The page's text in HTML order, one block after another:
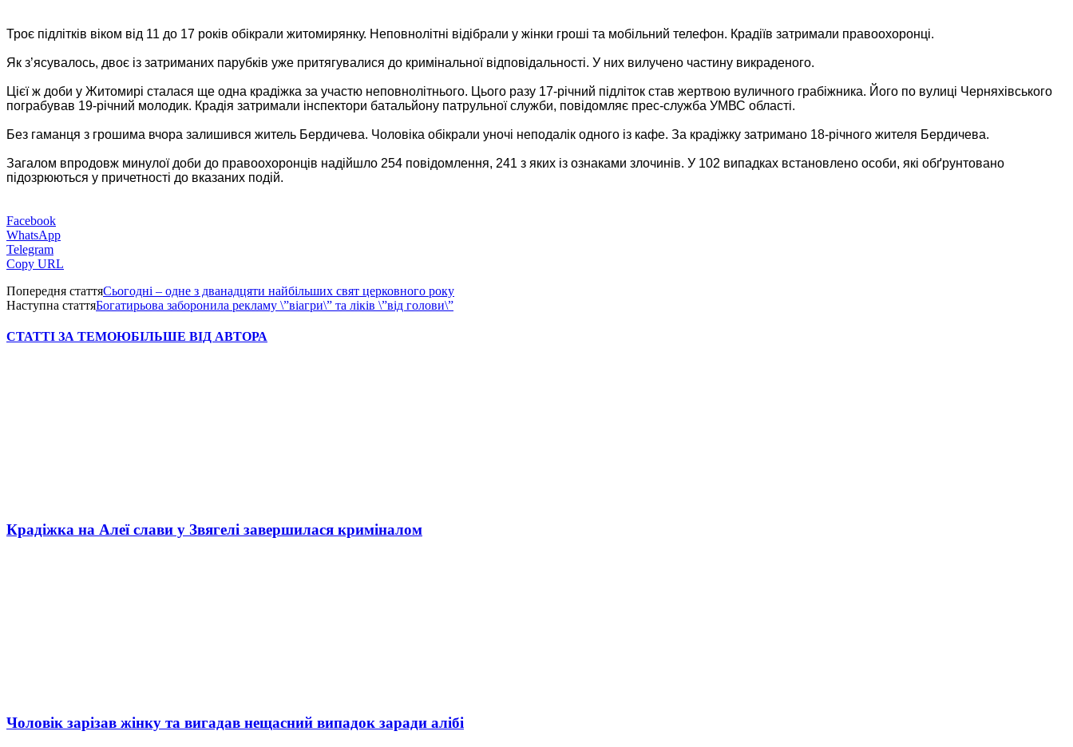
Троє підлітків віком від 11 до 17 років обікрали житомирянку. Неповнолітні відібрали у жінки гроші та мобільний телефон. Крадіїв затримали правоохоронці.
Як з’ясувалось, двоє із затриманих парубків уже притягувалися до кримінальної відповідальності. У них вилучено частину викраденого.
Цієї ж доби у Житомирі сталася ще одна крадіжка за участю неповнолітнього. Цього разу 17-річний підліток став жертвою вуличного грабіжника. Його по вулиці Черняхівського
пограбував 19-річний молодик. Крадія затримали інспектори батальйону патрульної служби, повідомляє прес-служба УМВС області.
Без гаманця з грошима вчора залишився житель Бердичева. Чоловіка обікрали уночі неподалік одного із кафе. За крадіжку затримано 18-річного жителя Бердичева.
Загалом впродовж минулої доби до правоохоронців надійшло 254 повідомлення, 241 з яких із ознаками злочинів. У 102 випадках встановлено особи, які обґрунтовано
підозрюються у причетності до вказаних подій.
Facebook
WhatsApp
Telegram
Copy URL
Попередня статтяСьогодні – одне з дванадцяти найбільших свят церковного року
Наступна статтяБогатирьова заборонила рекламу \”віагри\” та ліків \”від голови\”
СТАТТІ ЗА ТЕМОЮБІЛЬШЕ ВІД АВТОРА
Крадіжка на Алеї слави у Звягелі завершилася криміналом
Чоловік зарізав жінку та вигадав нещасний випадок заради алібі